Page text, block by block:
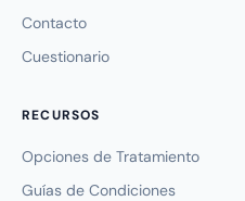
Contacto
Cuestionario
RECURSOS
Opciones de Tratamiento
Guías de Condiciones